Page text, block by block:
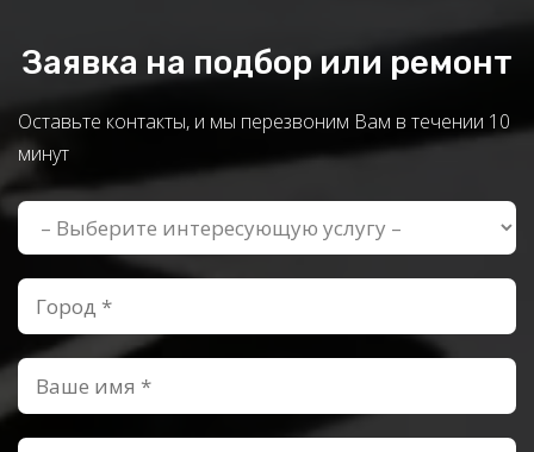
Заявка на подбор или ремонт
Оставьте контакты, и мы перезвоним Вам в течении 10
минут